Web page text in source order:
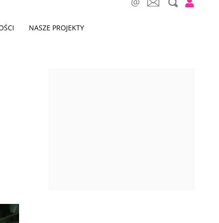
NASZE PROJEKTY